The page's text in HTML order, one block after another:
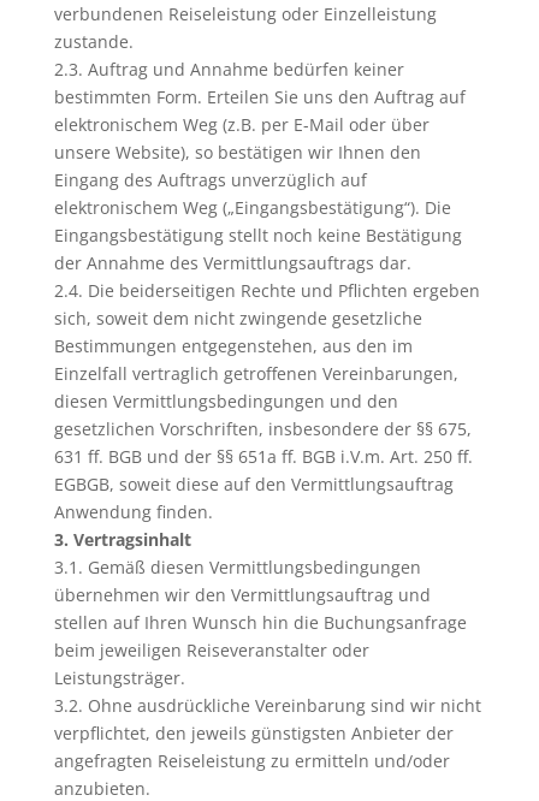
verbundenen Reiseleistung oder Einzelleistung
zustande.
2.3. Auftrag und Annahme bedürfen keiner
bestimmten Form. Erteilen Sie uns den Auftrag auf
elektronischem Weg (z.B. per E-Mail oder über
unsere Website), so bestätigen wir Ihnen den
Eingang des Auftrags unverzüglich auf
elektronischem Weg („Eingangsbestätigung“). Die
Eingangsbestätigung stellt noch keine Bestätigung
der Annahme des Vermittlungsauftrags dar.
2.4. Die beiderseitigen Rechte und Pflichten ergeben
sich, soweit dem nicht zwingende gesetzliche
Bestimmungen entgegenstehen, aus den im
Einzelfall vertraglich getroffenen Vereinbarungen,
diesen Vermittlungsbedingungen und den
gesetzlichen Vorschriften, insbesondere der §§ 675,
631 ff. BGB und der §§ 651a ff. BGB i.V.m. Art. 250 ff.
EGBGB, soweit diese auf den Vermittlungsauftrag
Anwendung finden.
3. Vertragsinhalt
3.1. Gemäß diesen Vermittlungsbedingungen
übernehmen wir den Vermittlungsauftrag und
stellen auf Ihren Wunsch hin die Buchungsanfrage
beim jeweiligen Reiseveranstalter oder
Leistungsträger.
3.2. Ohne ausdrückliche Vereinbarung sind wir nicht
verpflichtet, den jeweils günstigsten Anbieter der
angefragten Reiseleistung zu ermitteln und/oder
anzubieten.